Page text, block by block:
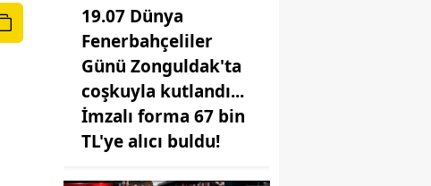
19.07 Dünya
Fenerbahçeliler
Günü Zonguldak'ta
coşkuyla kutlandı...
İmzalı forma 67 bin
TL'ye alıcı buldu!